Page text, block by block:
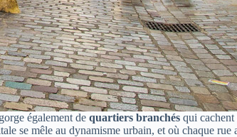
également de quartiers branchés qui cachent
se mêle au dynamisme urbain, et où chaque rue